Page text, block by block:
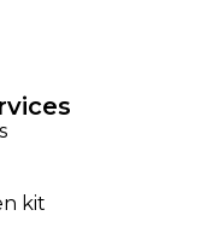
kit